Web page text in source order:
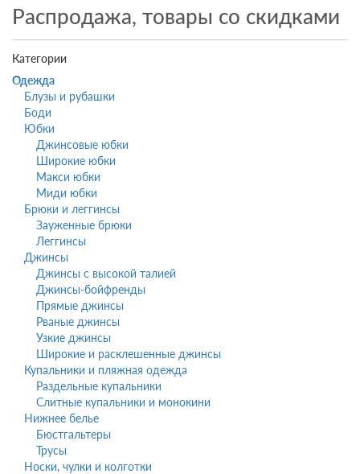
Распродажа, товары со скидками
Категории
Одежда
Блузы и рубашки
Боди
Юбки
Джинсовые юбки
Широкие юбки
Макси юбки
Миди юбки
Брюки и леггинсы
Зауженные брюки
Леггинсы
Джинсы
Джинсы c высокой талией
Джинсы-бойфренды
Прямые джинсы
Рваные джинсы
Узкие джинсы
Широкие и расклешенные джинсы
Купальники и пляжная одежда
Раздельные купальники
Слитные купальники и монокини
Нижнее белье
Бюстгальтеры
Трусы
Носки, чулки и колготки